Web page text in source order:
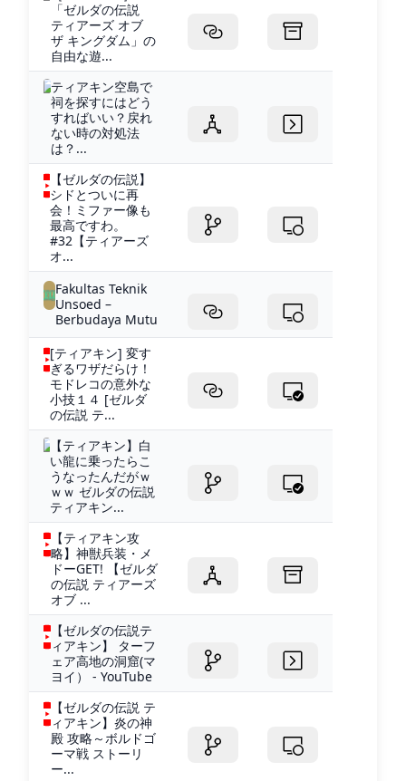
「ゼルダの伝説
ティアーズ オブ
ザ キングダム」の
自由な遊...
ティアキン空島で
祠を探すにはどう
すればいい？戻れ
ない時の対処法
は？...
【ゼルダの伝説】
シドとついに再
会！ミファー像も
最高ですわ。
#32【ティアーズ
オ...
Fakultas Teknik
Unsoed –
Berbudaya Mutu
[ティアキン] 変す
ぎるワザだらけ！
モドレコの意外な
小技１４ [ゼルダ
の伝説 テ...
【ティアキン】白
い龍に乗ったらこ
うなったんだがｗ
ｗｗ ゼルダの伝説
ティアキン...
【ティアキン攻
略】神獣兵装・メ
ドーGET! 【ゼルダ
の伝説 ティアーズ
オブ ...
【ゼルダの伝説テ
ィアキン】 ターフ
ェア高地の洞窟(マ
ヨイ） - YouTube
【ゼルダの伝説 テ
ィアキン】炎の神
殿 攻略～ボルドゴ
ーマ戦 ストーリ
ー...